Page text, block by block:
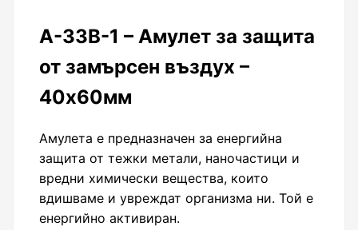
А-ЗЗВ-1 – Амулет за защита
от замърсен въздух –
40x60мм
Амулета е предназначен за енергийна
защита от тежки метали, наночастици и
вредни химически вещества, които
вдишваме и увреждат организма ни. Той е
енергийно активиран.